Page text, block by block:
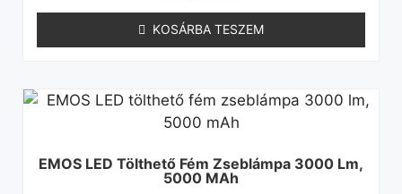
KOSÁRBA TESZEM
EMOS LED Tölthető Fém Zseblámpa 3000 Lm,
5000 MAh